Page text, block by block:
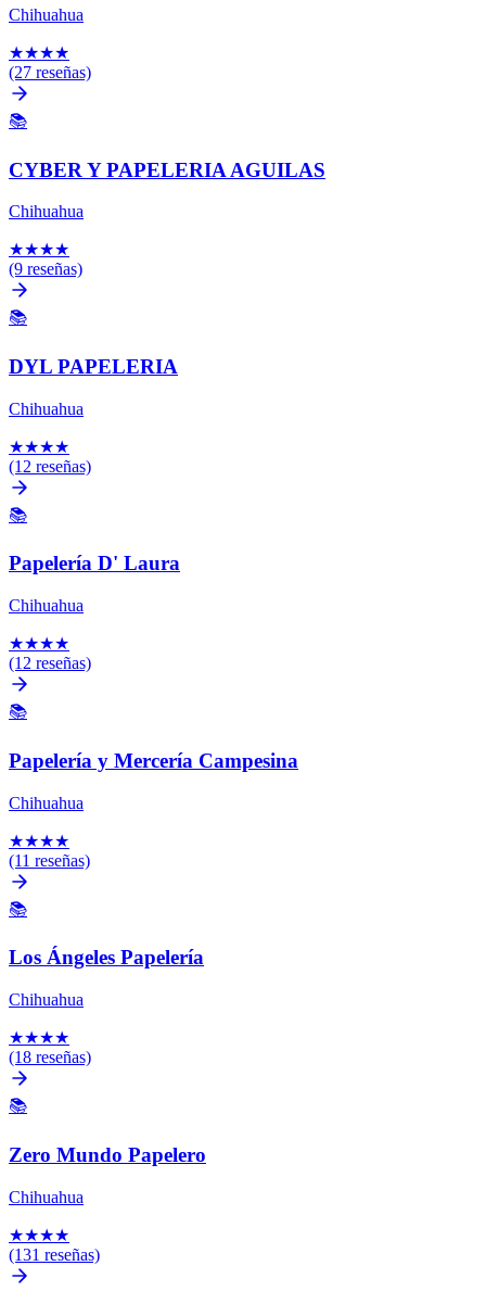
Chihuahua
★★★★
(27 reseñas)
📚
CYBER Y PAPELERIA AGUILAS
Chihuahua
★★★★
(9 reseñas)
📚
DYL PAPELERIA
Chihuahua
★★★★
(12 reseñas)
📚
Papelería D' Laura
Chihuahua
★★★★
(12 reseñas)
📚
Papelería y Mercería Campesina
Chihuahua
★★★★
(11 reseñas)
📚
Los Ángeles Papelería
Chihuahua
★★★★
(18 reseñas)
📚
Zero Mundo Papelero
Chihuahua
★★★★
(131 reseñas)